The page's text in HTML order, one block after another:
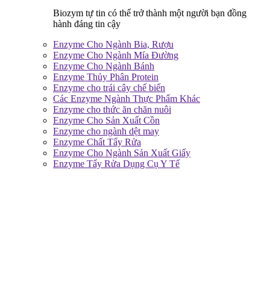
Biozym tự tin có thể trở thành một người bạn đồng
hành đáng tin cậy
Enzyme Cho Ngành Bia, Rượu
Enzyme Cho Ngành Mía Đường
Enzyme Cho Ngành Bánh
Enzyme Thủy Phân Protein
Enzyme cho trái cây chế biến
Các Enzyme Ngành Thực Phẩm Khác
Enzyme cho thức ăn chăn nuôi
Enzyme Cho Sản Xuất Cồn
Enzyme cho ngành dệt may
Enzyme Chất Tẩy Rửa
Enzyme Cho Ngành Sản Xuất Giấy
Enzyme Tẩy Rửa Dụng Cụ Y Tế